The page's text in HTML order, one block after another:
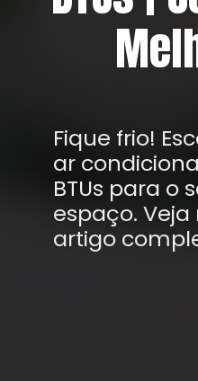
Fique frio!
ar
BTUs para o
espaço. Veja
artigo